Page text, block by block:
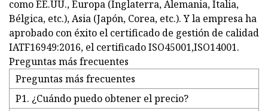
como EE.UU., Europa (Inglaterra, Alemania, Italia,
Bélgica, etc.), Asia (Japón, Corea, etc.). Y la empresa ha
aprobado con éxito el certificado de gestión de calidad
IATF16949:2016, el certificado ISO45001,ISO14001.
Preguntas más frecuentes
Preguntas más frecuentes
P1. ¿Cuándo puedo obtener el precio?